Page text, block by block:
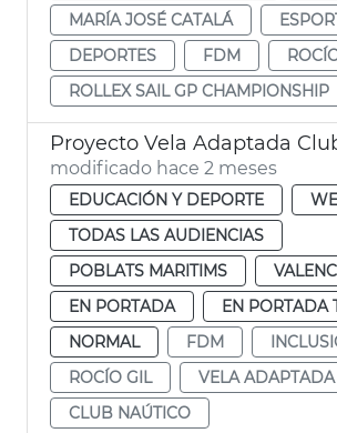
MARÍA JOSÉ CATALÁ
DEPORTES
FDM
ROLLEX SAIL GP CHAMPIONSHIP
modificado hace 2 meses
EDUCACIÓN Y DEPORTE
TODAS LAS AUDIENCIAS
POBLATS MARITIMS
EN PORTADA
EN PORTADA
NORMAL
FDM
ROCÍO GIL
VELA ADAPTADA
CLUB NAÚTICO